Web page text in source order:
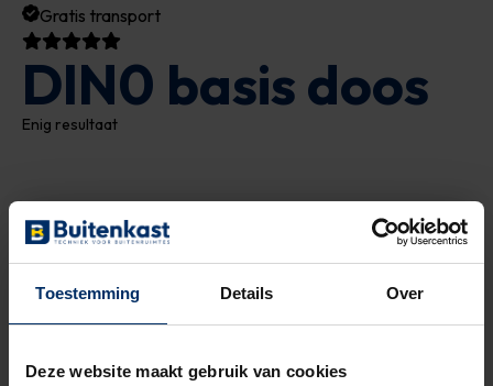
Toestemming Details Over
Deze website maakt gebruik van cookies
Gratis transport
DIN0 basis doos
Enig resultaat